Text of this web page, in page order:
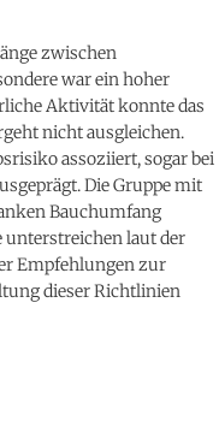
zwischen
war ein hoher
Aktivität konnte das
nicht ausgleichen.
assoziiert, sogar bei
Die Gruppe mit
Bauchumfang
unterstreichen laut der
Empfehlungen zur
dieser Richtlinien